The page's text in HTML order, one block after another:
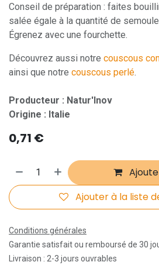
Conseil de préparation : faites
salée égale à la quantité de
Égrenez avec une fourchette.
Découvrez aussi notre couscous
ainsi que notre couscous perlé.
Producteur : Natur'Inov
Origine : Italie
0,71 €
Ajouter à la liste
Conditions générales
Garantie satisfait ou remboursé de 30
Livraison : 2-3 jours ouvrables